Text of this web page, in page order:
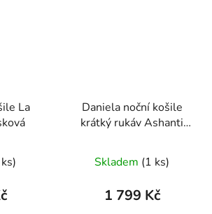
La
Daniela noční košile
krátký rukáv Ashanti
Skladem (1 ks)
1 799 Kč